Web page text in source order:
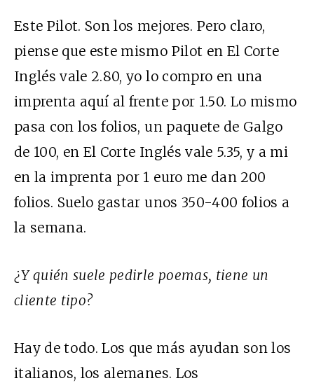
Este Pilot. Son los mejores. Pero claro,
piense que este mismo Pilot en El Corte
Inglés vale 2.80, yo lo compro en una
imprenta aquí al frente por 1.50. Lo mismo
pasa con los folios, un paquete de Galgo
de 100, en El Corte Inglés vale 5.35, y a mi
en la imprenta por 1 euro me dan 200
folios. Suelo gastar unos 350-400 folios a
la semana.
¿Y quién suele pedirle poemas, tiene un
cliente tipo?
Hay de todo. Los que más ayudan son los
italianos, los alemanes. Los